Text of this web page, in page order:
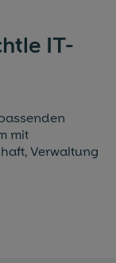
IT-
mit
Verwaltung